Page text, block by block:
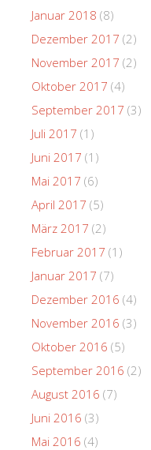
Januar 2018 (8)
Dezember 2017 (2)
November 2017 (2)
Oktober 2017 (4)
September 2017 (3)
Juli 2017 (1)
Juni 2017 (1)
Mai 2017 (6)
April 2017 (5)
März 2017 (2)
Februar 2017 (1)
Januar 2017 (7)
Dezember 2016 (4)
November 2016 (3)
Oktober 2016 (5)
September 2016 (2)
August 2016 (7)
Juni 2016 (3)
Mai 2016 (4)